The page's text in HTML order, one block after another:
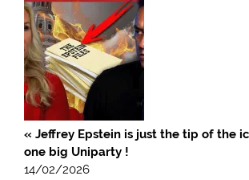
« Jeffrey Epstein is just the tip of the
one big Uniparty !
14/02/2026